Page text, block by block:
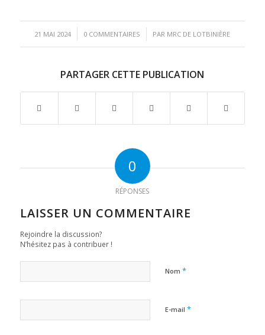
21 MAI 2024
/ 0 COMMENTAIRES
/ PAR MRC DE LOTBINIÈRE
PARTAGER CETTE PUBLICATION
0
RÉPONSES
LAISSER UN COMMENTAIRE
Rejoindre la discussion?
N’hésitez pas à contribuer !
Nom *
E-mail *